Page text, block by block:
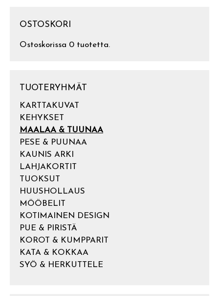
OSTOSKORI
Ostoskorissa 0 tuotetta.
TUOTERYHMÄT
KARTTAKUVAT
KEHYKSET
MAALAA & TUUNAA
PESE & PUUNAA
KAUNIS ARKI
LAHJAKORTIT
TUOKSUT
HUUSHOLLAUS
MÖÖBELIT
KOTIMAINEN DESIGN
PUE & PIRISTÄ
KOROT & KUMPPARIT
KATA & KOKKAA
SYÖ & HERKUTTELE